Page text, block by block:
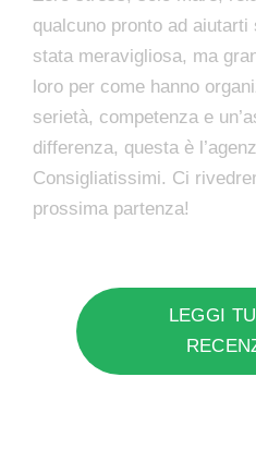
qualcuno pronto ad
stata meravigliosa, ma
loro per come hanno
serietà, competenza e
differenza, questa è
Consigliatissimi. Ci
prossima partenza!
LEGGI